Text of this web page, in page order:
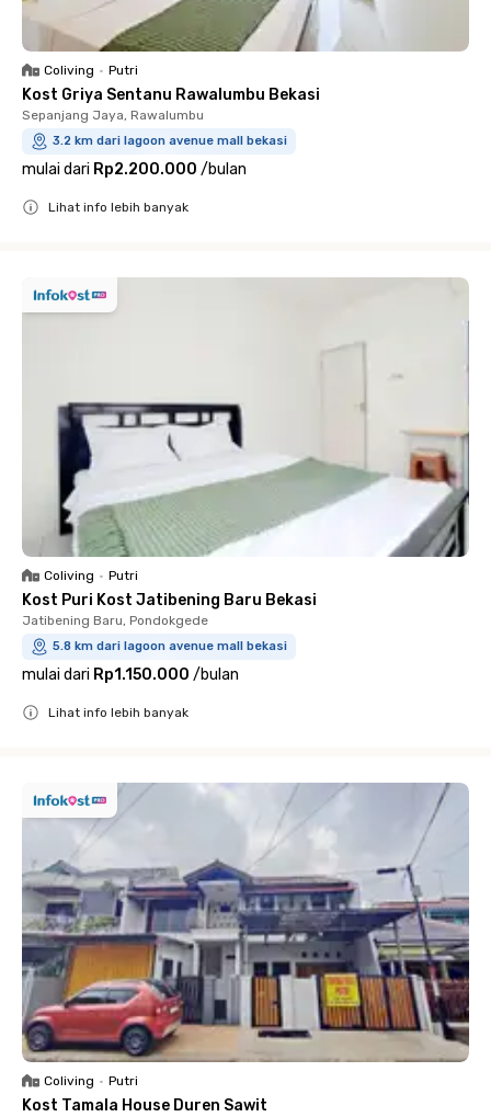
Coliving • Putri
Kost Griya Sentanu Rawalumbu Bekasi
Sepanjang Jaya, Rawalumbu
3.2 km dari lagoon avenue mall bekasi
mulai dari Rp2.200.000 /bulan
Lihat info lebih banyak
Coliving • Putri
Kost Puri Kost Jatibening Baru Bekasi
Jatibening Baru, Pondokgede
5.8 km dari lagoon avenue mall bekasi
mulai dari Rp1.150.000 /bulan
Lihat info lebih banyak
Coliving • Putri
Kost Tamala House Duren Sawit